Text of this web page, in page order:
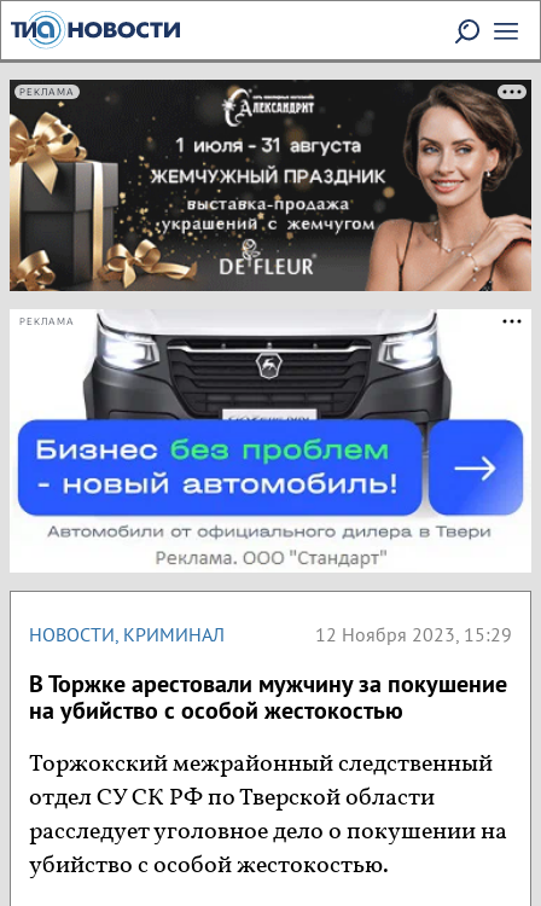
РЕКЛАМА
РЕКЛАМА
НОВОСТИ, КРИМИНАЛ 12 Ноября 2023, 15:29
В Торжке арестовали мужчину за покушение
на убийство с особой жестокостью
Торжокский межрайонный следственный
отдел СУ СК РФ по Тверской области
расследует уголовное дело о покушении на
убийство с особой жестокостью.